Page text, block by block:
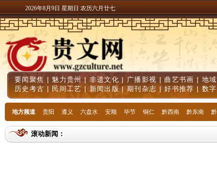
2026年8月9日 星期日 农历六月廿七
要闻聚焦| 魅力贵州|非遗文化 |广播影视 | 曲艺书画 | 地
历史考古 | 民间工艺 | 新闻出版|期刊杂志 |好书推荐 | 数
地方频道 贵阳 遵义 六盘水 安顺 毕节 铜仁 黔西南 黔东南
滚动新闻：